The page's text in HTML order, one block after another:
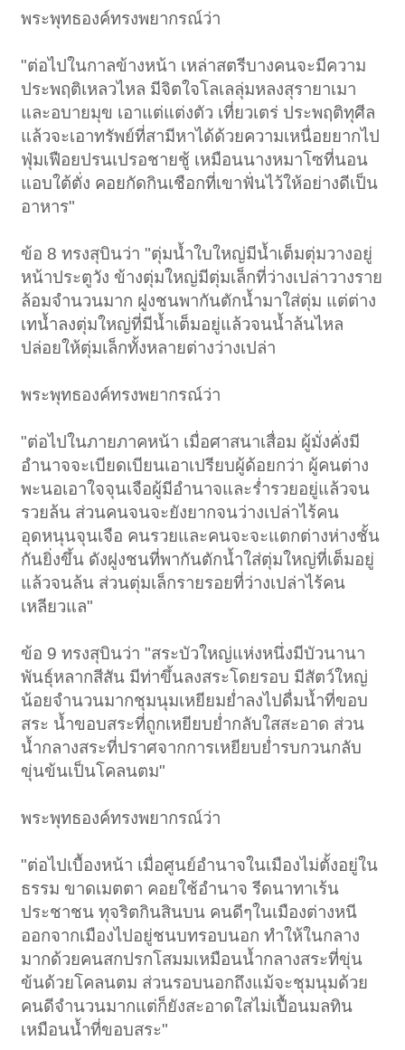
พระพุทธองค์ทรงพยากรณ์ว่า
"ต่อไปในกาลข้างหน้า เหล่าสตรีบางคนจะมีความ
ประพฤติเหลวไหล มีจิตใจโลเลลุ่มหลงสุรายาเมา
และอบายมุข เอาแต่แต่งตัว เที่ยวเตร่ ประพฤติทุศีล
แล้วจะเอาทรัพย์ที่สามีหาได้ด้วยความเหนื่อยยากไป
ฟุ่มเฟือยปรนเปรอชายชู้ เหมือนนางหมาโซที่นอน
แอบใต้ตั่ง คอยกัดกินเชือกที่เขาฟั่นไว้ให้อย่างดีเป็น
อาหาร"
ข้อ 8 ทรงสุบินว่า "ตุ่มน้ำใบใหญ่มีน้ำเต็มตุ่มวางอยู่
หน้าประตูวัง ข้างตุ่มใหญ่มีตุ่มเล็กที่ว่างเปล่าวางราย
ล้อมจำนวนมาก ฝูงชนพากันตักน้ำมาใส่ตุ่ม แต่ต่าง
เทน้ำลงตุ่มใหญ่ที่มีน้ำเต็มอยู่แล้วจนน้ำล้นไหล
ปล่อยให้ตุ่มเล็กทั้งหลายต่างว่างเปล่า
พระพุทธองค์ทรงพยากรณ์ว่า
"ต่อไปในภายภาคหน้า เมื่อศาสนาเสื่อม ผู้มั่งคั่งมี
อำนาจจะเบียดเบียนเอาเปรียบผู้ด้อยกว่า ผู้คนต่าง
พะนอเอาใจจุนเจือผู้มีอำนาจและร่ำรวยอยู่แล้วจน
รวยล้น ส่วนคนจนจะยังยากจนว่างเปล่าไร้คน
อุดหนุนจุนเจือ คนรวยและคนจะจะแตกต่างห่างชั้น
กันยิ่งขึ้น ดังฝูงชนที่พากันตักน้ำใส่ตุ่มใหญ่ที่เต็มอยู่
แล้วจนล้น ส่วนตุ่มเล็กรายรอยที่ว่างเปล่าไร้คน
เหลียวแล"
ข้อ 9 ทรงสุบินว่า "สระบัวใหญ่แห่งหนึ่งมีบัวนานา
พันธุ์หลากสีสัน มีท่าขึ้นลงสระโดยรอบ มีสัตว์ใหญ่
น้อยจำนวนมากชุมนุมเหยียมย่ำลงไปดื่มน้ำที่ขอบ
สระ น้ำขอบสระที่ถูกเหยียบย่ำกลับใสสะอาด ส่วน
น้ำกลางสระที่ปราศจากการเหยียบย่ำรบกวนกลับ
ขุ่นข้นเป็นโคลนตม"
พระพุทธองค์ทรงพยากรณ์ว่า
"ต่อไปเบื้องหน้า เมื่อศูนย์อำนาจในเมืองไม่ตั้งอยู่ใน
ธรรม ขาดเมตตา คอยใช้อำนาจ รีดนาทาเร้น
ประชาชน ทุจริตกินสินบน คนดีๆในเมืองต่างหนี
ออกจากเมืองไปอยู่ชนบทรอบนอก ทำให้ในกลาง
มากด้วยคนสกปรกโสมมเหมือนน้ำกลางสระที่ขุ่น
ข้นด้วยโคลนตม ส่วนรอบนอกถึงแม้จะชุมนุมด้วย
คนดีจำนวนมากแต่ก็ยังสะอาดใสไม่เปื้อนมลทิน
เหมือนน้ำที่ขอบสระ"